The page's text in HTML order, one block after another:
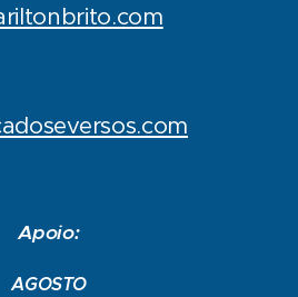
Apoio:
AGOSTO